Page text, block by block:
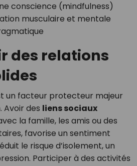
conscience (mindfulness)
musculaire et mentale
des relations
un facteur protecteur majeur
Avoir des liens sociaux
la famille, les amis ou des
favorise un sentiment
le risque d’isolement, un
Participer à des activités